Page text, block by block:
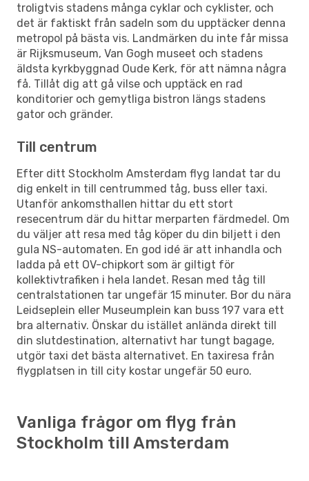
troligtvis stadens många cyklar och cyklister, och
det är faktiskt från sadeln som du upptäcker denna
metropol på bästa vis. Landmärken du inte får missa
är Rijksmuseum, Van Gogh museet och stadens
äldsta kyrkbyggnad Oude Kerk, för att nämna några
få. Tillåt dig att gå vilse och upptäck en rad
konditorier och gemytliga bistron längs stadens
gator och gränder.
Till centrum
Efter ditt Stockholm Amsterdam flyg landat tar du
dig enkelt in till centrummed tåg, buss eller taxi.
Utanför ankomsthallen hittar du ett stort
resecentrum där du hittar merparten färdmedel. Om
du väljer att resa med tåg köper du din biljett i den
gula NS-automaten. En god idé är att inhandla och
ladda på ett OV-chipkort som är giltigt för
kollektivtrafiken i hela landet. Resan med tåg till
centralstationen tar ungefär 15 minuter. Bor du nära
Leidseplein eller Museumplein kan buss 197 vara ett
bra alternativ. Önskar du istället anlända direkt till
din slutdestination, alternativt har tungt bagage,
utgör taxi det bästa alternativet. En taxiresa från
flygplatsen in till city kostar ungefär 50 euro.
Vanliga frågor om flyg från
Stockholm till Amsterdam